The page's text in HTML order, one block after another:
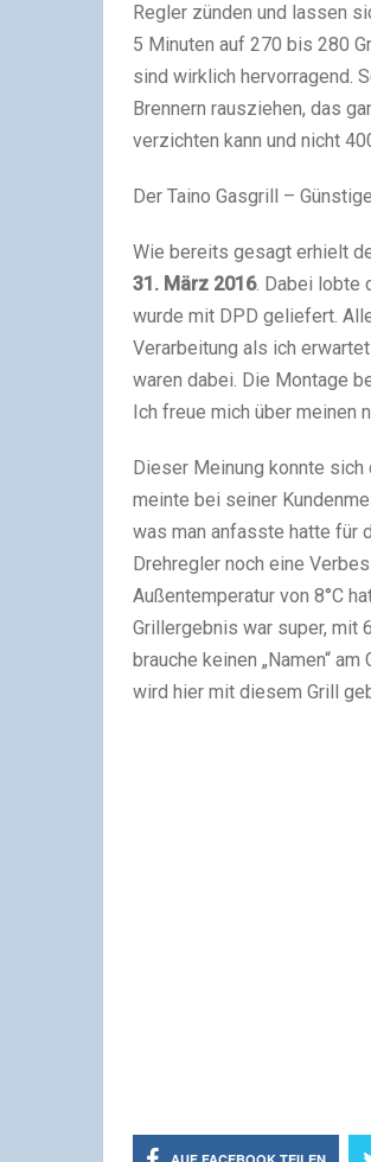
Regler zünden und lassen
5 Minuten auf 270 bis 280
sind wirklich hervorragend.
Brennern rausziehen, das
verzichten kann und nicht
Der Taino Gasgrill –
Wie bereits gesagt erhielt
31. März 2016. Dabei lobte
wurde mit DPD geliefert.
Verarbeitung als ich
waren dabei. Die Montage
Ich freue mich über meinen
Dieser Meinung konnte sich
meinte bei seiner
was man anfasste hatte für
Drehregler noch eine
Außentemperatur von 8°C
Grillergebnis war super, mit
brauche keinen „Namen“
wird hier mit diesem Grill